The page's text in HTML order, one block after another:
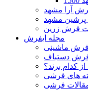
آرا مشهد
مشهد
فرش زرین
مجله ایفرش
فرش ماشینی
فرش دستباف
کدام برند؟
های فرشی
مقالات فرشی